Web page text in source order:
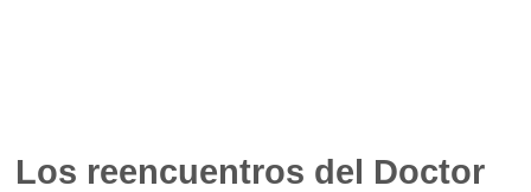
Los reencuentros del Doctor